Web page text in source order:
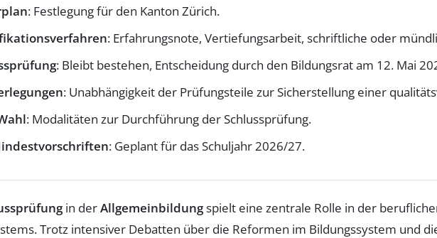
: Festlegung für den Kanton Zürich.
: Erfahrungsnote, Vertiefungsarbeit, schriftliche oder
: Bleibt bestehen, Entscheidung durch den Bildungsrat am 12. Mai
: Unabhängigkeit der Prüfungsteile zur Sicherstellung einer
: Modalitäten zur Durchführung der Schlussprüfung.
: Geplant für das Schuljahr 2026/27.
in derAllgemeinbildungspielt eine zentrale Rolle in der
Trotz intensiver Debatten über die Reformen im Bildungssystem und